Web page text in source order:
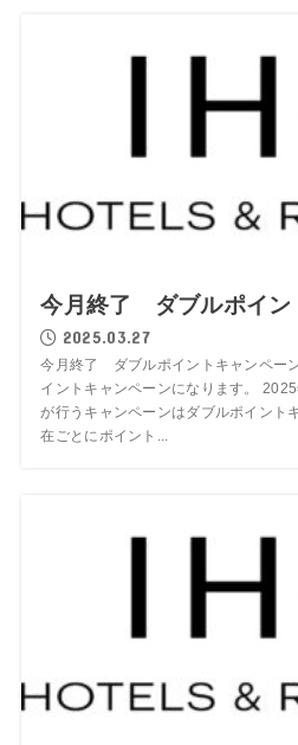
今月終了 ダブルポイン
2025.03.27
今月終了 ダブルポイントキャンペー
イントキャンペーンになります。
が行うキャンペーンはダブルポイント
在ごとにポイント...